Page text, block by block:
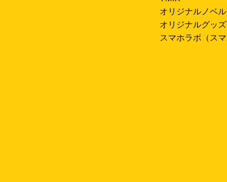
オリジナルノベ
オリジナルグッ
スマホラボ（ス